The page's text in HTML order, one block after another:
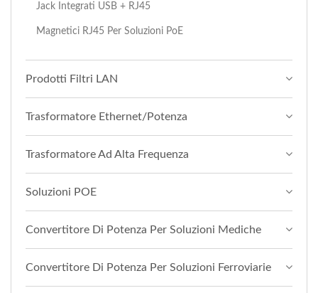
Jack Integrati USB + RJ45
Magnetici RJ45 Per Soluzioni PoE
Prodotti Filtri LAN
Trasformatore Ethernet/Potenza
Trasformatore Ad Alta Frequenza
Soluzioni POE
Convertitore Di Potenza Per Soluzioni Mediche
Convertitore Di Potenza Per Soluzioni Ferroviarie